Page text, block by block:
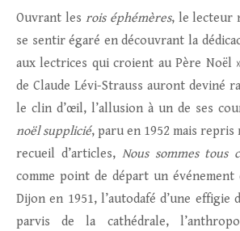
Ouvrant les rois éphémères, le lecteur
se sentir égaré en découvrant la
aux lectrices qui croient au Père Noël
de Claude Lévi-Strauss auront deviné
le clin d’œil, l’allusion à un de ses
noël supplicié, paru en 1952 mais repris
recueil d’articles, Nous sommes tous
comme point de départ un événement
Dijon en 1951, l’autodafé d’une effigie
parvis de la cathédrale,